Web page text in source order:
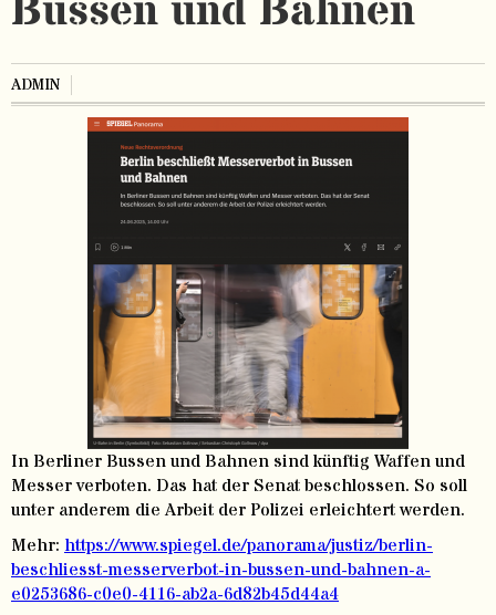
ADMIN
In Berliner Bussen und Bahnen sind künftig Waffen und
Messer verboten. Das hat der Senat beschlossen. So soll
unter anderem die Arbeit der Polizei erleichtert werden.
Mehr: https://www.spiegel.de/panorama/justiz/berlin-
beschliesst-messerverbot-in-bussen-und-bahnen-a-
e0253686-c0e0-4116-ab2a-6d82b45d44a4